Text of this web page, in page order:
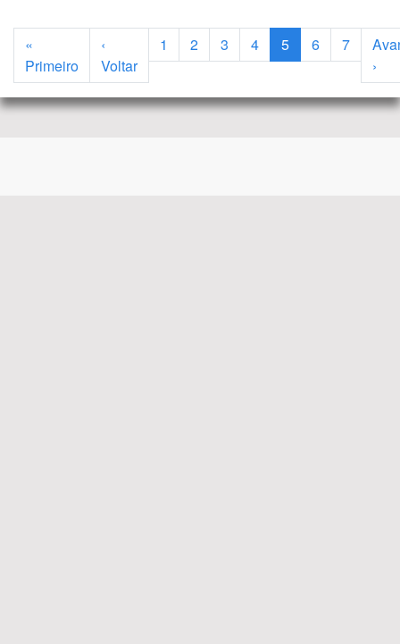
Paginação
«
PrimeiroPrimeira página
‹
VoltarPágina anterior
1 2 3 4 5 6 7
›